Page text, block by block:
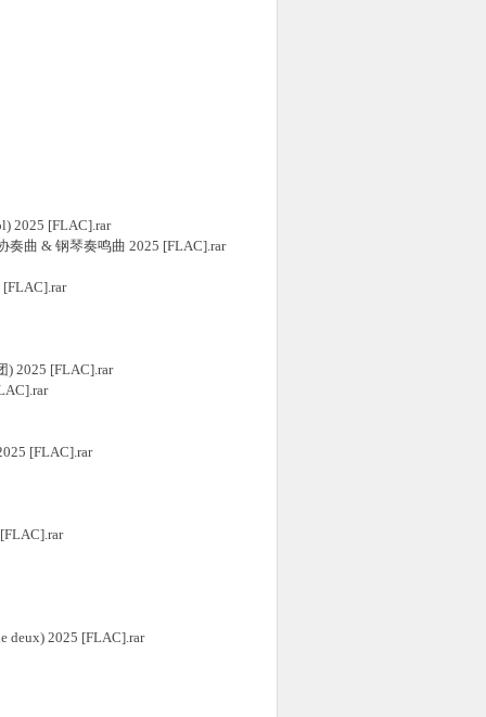
2025 [FLAC].rar
奏曲 & 钢琴奏鸣曲 2025 [FLAC].rar
[FLAC].rar
) 2025 [FLAC].rar
[FLAC].rar
deux) 2025 [FLAC].rar